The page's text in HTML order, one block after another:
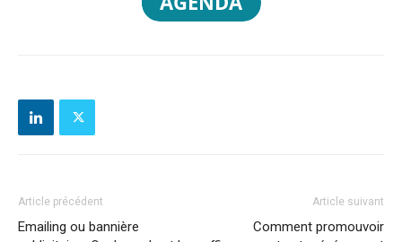
Article précédent
Emailing ou bannière
Article suivant
Comment promouvoir